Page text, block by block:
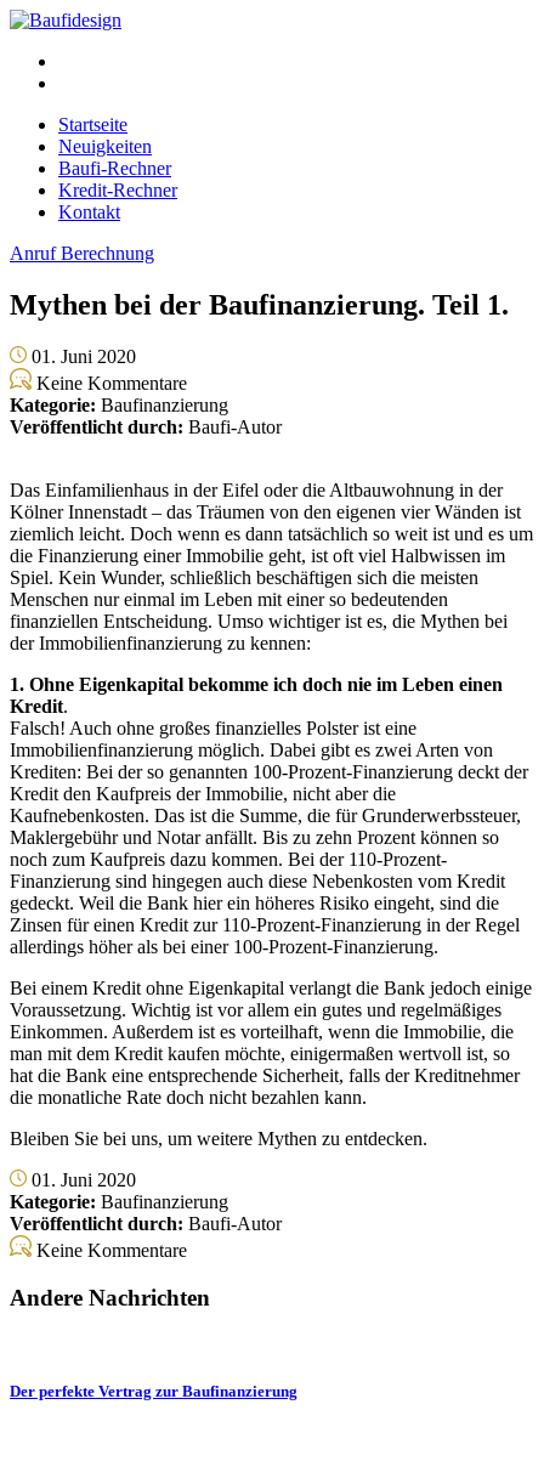
Startseite
Neuigkeiten
Baufi-Rechner
Kredit-Rechner
Kontakt
AnrufBerechnung
Mythen bei der Baufinanzierung. Teil 1.
01. Juni 2020
Keine Kommentare
Kategorie: Baufinanzierung
Veröffentlicht durch: Baufi-Autor
Das Einfamilienhaus in der Eifel oder die Altbauwohnung in der
Kölner Innenstadt – das Träumen von den eigenen vier Wänden ist
ziemlich leicht. Doch wenn es dann tatsächlich so weit ist und es um
die Finanzierung einer Immobilie geht, ist oft viel Halbwissen im
Spiel. Kein Wunder, schließlich beschäftigen sich die meisten
Menschen nur einmal im Leben mit einer so bedeutenden
finanziellen Entscheidung. Umso wichtiger ist es, die Mythen bei
der Immobilienfinanzierung zu kennen:
1. Ohne Eigenkapital bekomme ich doch nie im Leben einen
Kredit.
Falsch! Auch ohne großes finanzielles Polster ist eine
Immobilienfinanzierung möglich. Dabei gibt es zwei Arten von
Krediten: Bei der so genannten 100-Prozent-Finanzierung deckt der
Kredit den Kaufpreis der Immobilie, nicht aber die
Kaufnebenkosten. Das ist die Summe, die für Grunderwerbssteuer,
Maklergebühr und Notar anfällt. Bis zu zehn Prozent können so
noch zum Kaufpreis dazu kommen. Bei der 110-Prozent-
Finanzierung sind hingegen auch diese Nebenkosten vom Kredit
gedeckt. Weil die Bank hier ein höheres Risiko eingeht, sind die
Zinsen für einen Kredit zur 110-Prozent-Finanzierung in der Regel
allerdings höher als bei einer 100-Prozent-Finanzierung.
Bei einem Kredit ohne Eigenkapital verlangt die Bank jedoch einige
Voraussetzung. Wichtig ist vor allem ein gutes und regelmäßiges
Einkommen. Außerdem ist es vorteilhaft, wenn die Immobilie, die
man mit dem Kredit kaufen möchte, einigermaßen wertvoll ist, so
hat die Bank eine entsprechende Sicherheit, falls der Kreditnehmer
die monatliche Rate doch nicht bezahlen kann.
Bleiben Sie bei uns, um weitere Mythen zu entdecken.
01. Juni 2020
Kategorie: Baufinanzierung
Veröffentlicht durch: Baufi-Autor
Keine Kommentare
Andere Nachrichten
Der perfekte Vertrag zur Baufinanzierung